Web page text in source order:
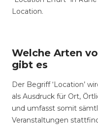
Location.
Welche Arten
gibt es
Der Begriff ‘Location’
als Ausdruck für Ort,
und umfasst somit
Veranstaltungen